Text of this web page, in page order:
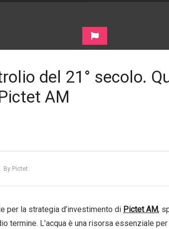
viaggi
del 21° secolo.
AM
By Pictet
per la strategia d’investimento di Pictet AM,
termine. L’acqua è una risorsa essenziale